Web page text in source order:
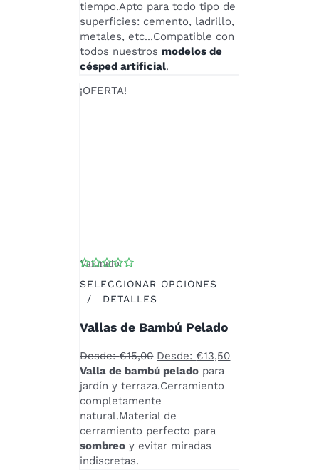
PÁGINA
DE
PRODUCTO
tiempo.Apto para todo tipo de
superficies: cemento, ladrillo,
metales, etc...Compatible con
todos nuestros modelos de
césped artificial.
¡OFERTA!
Valorado
SELECCIONAR OPCIONES
ESTE
TIENE
VARIANTES.
LAS
OPCIONES
SE
PUEDEN
ELEGIR
EN
LA
/ DETALLES
Vallas de Bambú Pelado
Desde:€15,00 Desde: €13,50
Valla de bambú pelado para
jardín y terraza.Cerramiento
completamente
natural.Material de
cerramiento perfecto para
sombreo y evitar miradas
indiscretas.